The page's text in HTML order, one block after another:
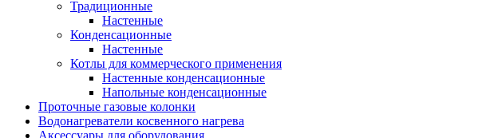
Традиционные
Настенные
Конденсационные
Настенные
Котлы для коммерческого применения
Настенные конденсационные
Напольные конденсационные
Проточные газовые колонки
Водонагреватели косвенного нагрева
Аксессуары для оборудования